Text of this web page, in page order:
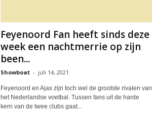
Feyenoord Fan heeft sinds deze
week een nachtmerrie op zijn
been...
Showboat - juli 14, 2021
Feyenoord en Ajax zijn toch wel de grootste rivalen van
het Nederlandse voetbal. Tussen fans uit de harde
kern van de twee clubs gaat...